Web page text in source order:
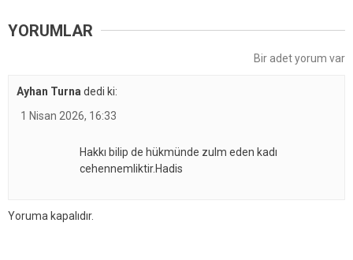
YORUMLAR
Bir adet yorum var
Ayhan Turna dedi ki:
1 Nisan 2026, 16:33
Hakkı bilip de hükmünde zulm eden kadı
cehennemliktir.Hadis
Yoruma kapalıdır.